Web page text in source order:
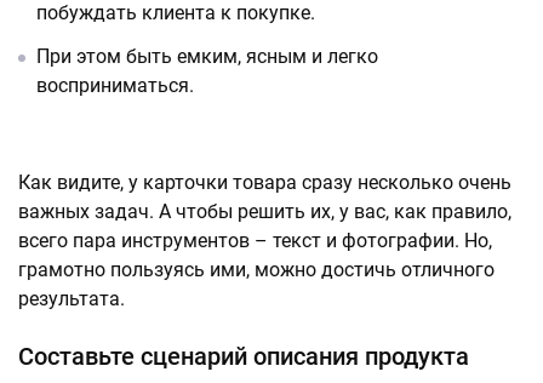
побуждать клиента к покупке.
При этом быть емким, ясным и легко
восприниматься.
Как видите, у карточки товара сразу несколько очень
важных задач. А чтобы решить их, у вас, как правило,
всего пара инструментов – текст и фотографии. Но,
грамотно пользуясь ими, можно достичь отличного
результата.
Составьте сценарий описания продукта